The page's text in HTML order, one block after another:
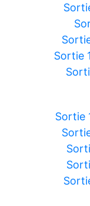
Sortie
Sortie